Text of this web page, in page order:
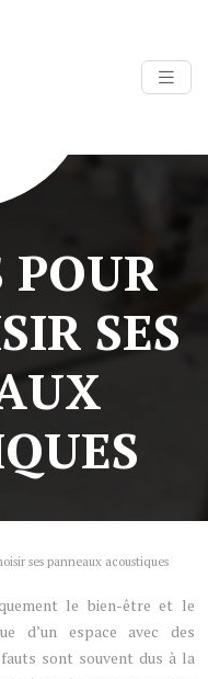
POUR
SES
ses panneaux acoustiques
le bien-être et le
d’un espace avec des
sont souvent dus à la